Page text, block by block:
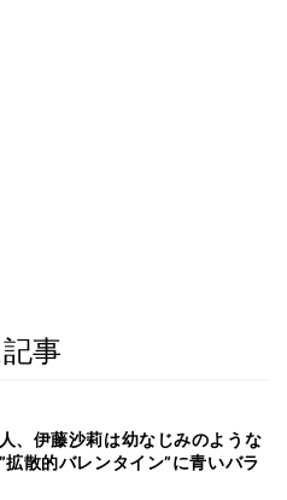
事
、伊藤沙莉は幼なじみのような
散的バレンタイン”に青いバラ